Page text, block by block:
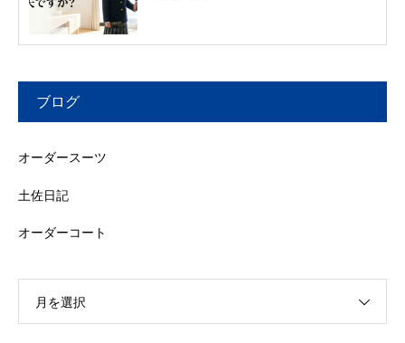
ブログ
オーダースーツ
土佐日記
オーダーコート
月を選択